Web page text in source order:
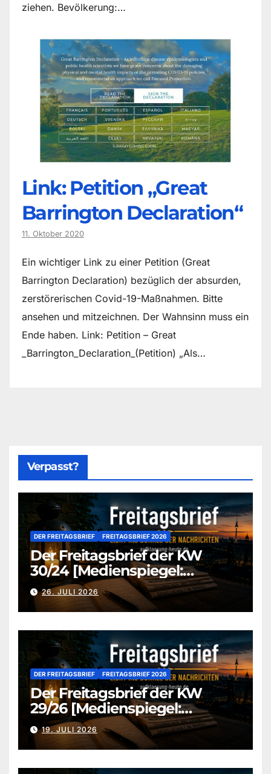
ziehen. Bevölkerung:…
Link: Petition „Great
Barrington Declaration“
11. Oktober 2020
Ein wichtiger Link zu einer Petition (Great
Barrington Declaration) bezüglich der absurden,
zerstörerischen Covid-19-Maßnahmen. Bitte
ansehen und mitzeichnen. Der Wahnsinn muss ein
Ende haben. Link: Petition – Great
_Barrington_Declaration_(Petition) „Als…
Verpasst?
DER FREITAGSBRIEF FREITAGSBRIEF 2026
Der Freitagsbrief der KW
30/24 [Medienspiegel:
aufklaerung-heute-de]
26. JULI 2026
DER FREITAGSBRIEF FREITAGSBRIEF 2026
Der Freitagsbrief der KW
29/26 [Medienspiegel:
aufklaerung-heute.de]
19. JULI 2026